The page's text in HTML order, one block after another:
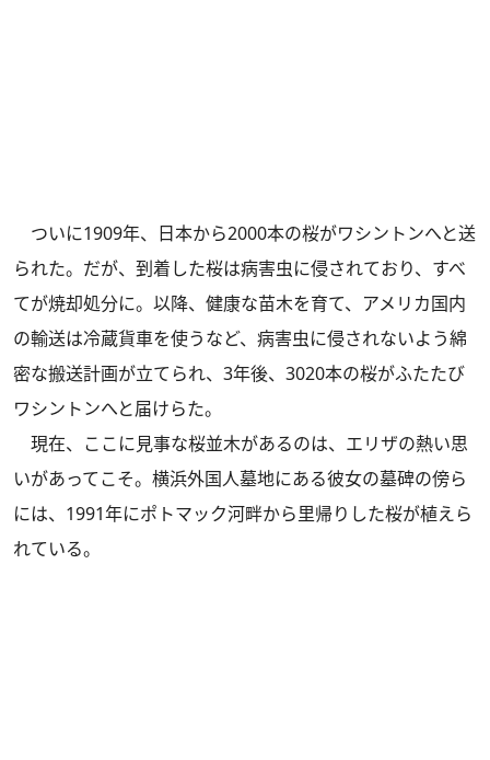
ついに1909年、日本から2000本の桜がワシントンへと送
られた。だが、到着した桜は病害虫に侵されており、すべ
てが焼却処分に。以降、健康な苗木を育て、アメリカ国内
の輸送は冷蔵貨車を使うなど、病害虫に侵されないよう綿
密な搬送計画が立てられ、3年後、3020本の桜がふたたび
ワシントンへと届けらた。
現在、ここに見事な桜並木があるのは、エリザの熱い思
いがあってこそ。横浜外国人墓地にある彼女の墓碑の傍ら
には、1991年にポトマック河畔から里帰りした桜が植えら
れている。